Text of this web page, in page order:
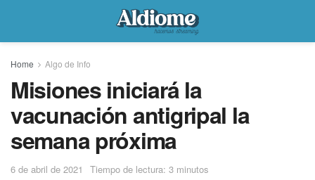
Home Algo de Info
Misiones iniciará la
vacunación antigripal la
semana próxima
6 de abril de 2021 Tiempo de lectura: 3 minutos